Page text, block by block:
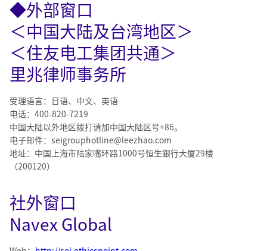
◆外部窗口
＜中国大陆及台湾地区＞
＜住友电工集团共通＞
里兆律师事务所
受理语言：日语、中文、英语
电话：400-820-7219
中国大陆以外地区拨打请加中国大陆区号+86。
电子邮件：seigrouphotline@leezhao.com
地址：中国上海市陆家嘴环路1000号恒生銀行大厦29楼
（200120）
社外窗口
Navex Global